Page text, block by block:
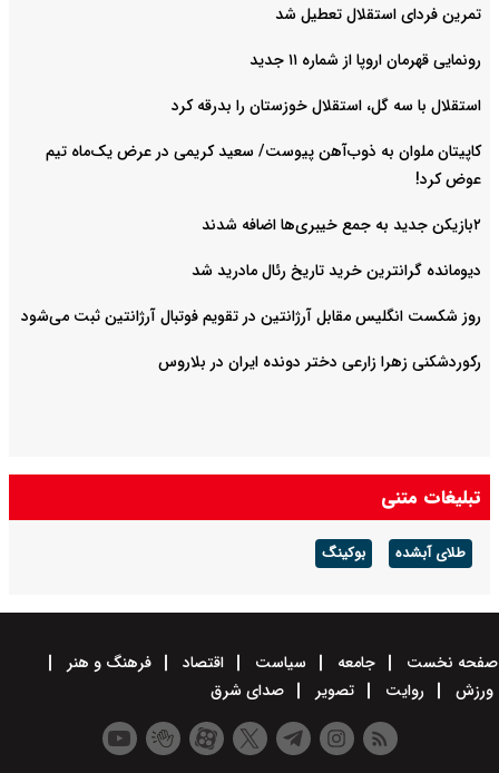
تمرین فردای استقلال تعطیل شد
رونمایی قهرمان اروپا از شماره ۱۱ جدید
استقلال با سه گل، استقلال خوزستان را بدرقه کرد
کاپیتان ملوان به ذوب‌آهن پیوست/ سعید کریمی در عرض یک‌ماه تیم
عوض کرد!
۲بازیکن جدید به جمع خیبری‌ها اضافه شدند
دیومانده گرانترین خرید تاریخ رئال مادرید شد
روز شکست انگلیس مقابل آرژانتین در تقویم فوتبال آرژانتین ثبت می‌شود
رکوردشکنی زهرا زارعی دختر دونده ایران در بلاروس
تبلیغات متنی
طلای آبشده بوکینگ
صفحه نخست جامعه سیاست اقتصاد
فرهنگ و هنر
ورزش
روایت تصویر صدای شرق